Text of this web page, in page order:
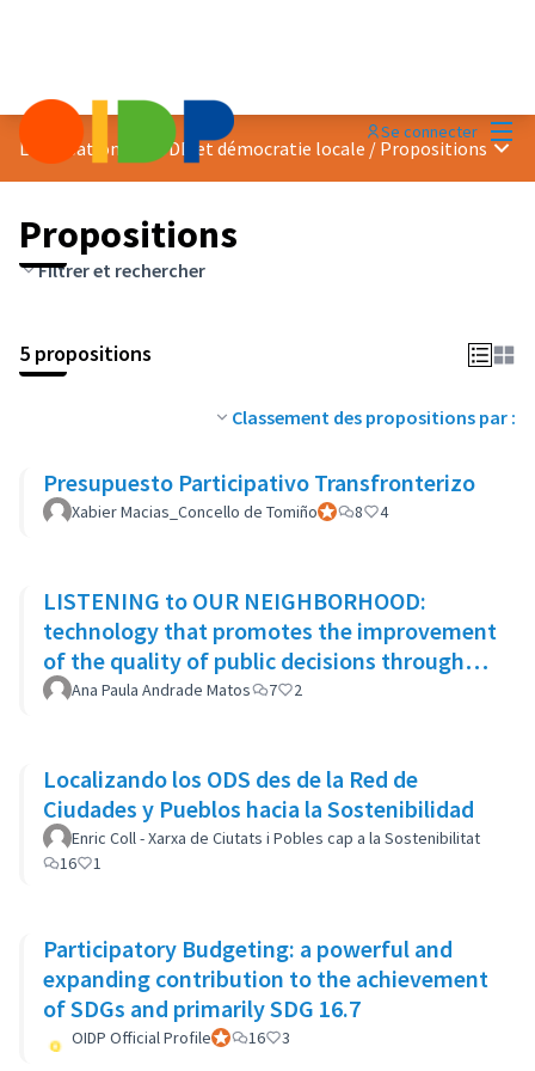
Se connecter
Localisation des ODD et démocratie locale / Propositions
Propositions
Filtrer et rechercher
5 propositions
Classement des propositions par :
Presupuesto Participativo Transfronterizo
Xabier Macias_Concello de TomiñoParticipant officiel
8 4
LISTENING to OUR NEIGHBORHOOD:
technology that promotes the improvement
of the quality of public decisions through
participatory democracy mechanisms
Ana Paula Andrade Matos 7 2
Localizando los ODS des de la Red de
Ciudades y Pueblos hacia la Sostenibilidad
Enric Coll - Xarxa de Ciutats i Pobles cap a la Sostenibilitat
16
1
Participatory Budgeting: a powerful and
expanding contribution to the achievement
of SDGs and primarily SDG 16.7
OIDP Official ProfileParticipant officiel
16 3